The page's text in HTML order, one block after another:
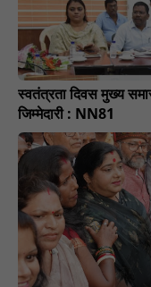
स्वतंत्रता दिवस मुख्य
जिम्मेदारी : NN81